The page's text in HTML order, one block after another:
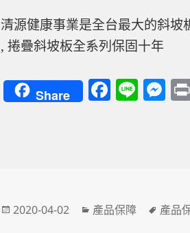
清源健康事業是全台最大的斜坡
, 捲疊斜坡板全系列保固十年
Share F
o
o
Li M
er
發
2020-04-02
分
產品保障
標
產品